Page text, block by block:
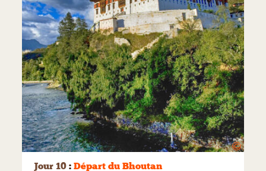
©
Jour 10 : Départ du Bhoutan